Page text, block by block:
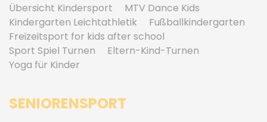
Übersicht Kindersport
MTV Dance Kids
Kindergarten Leichtathletik
Fußballkindergarten
Freizeitsport for kids after school
Sport Spiel Turnen
Eltern-Kind-Turnen
Yoga für Kinder
SENIORENSPORT